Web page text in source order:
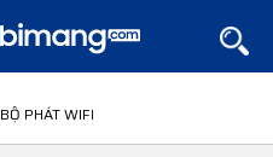
BỘ PHÁT WIFI